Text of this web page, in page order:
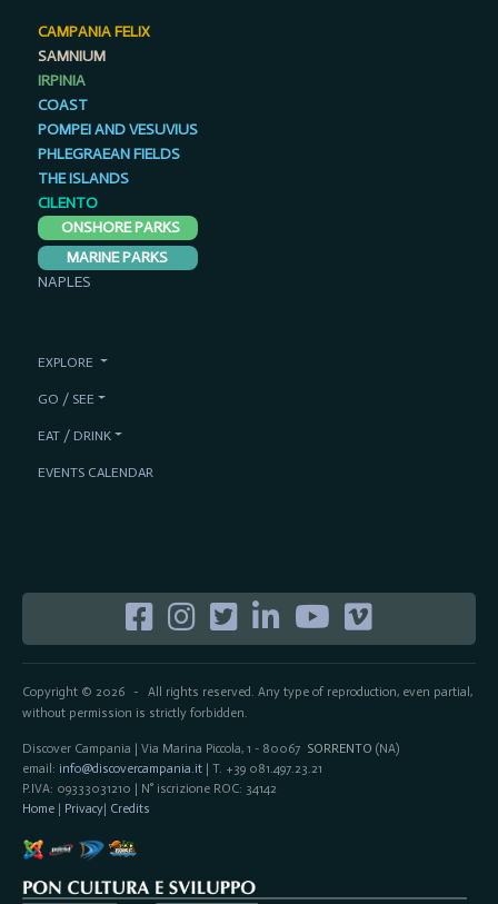
Copyright © 2026- All rights reserved. Any type of reproduction, even partial,
without permission is strictly forbidden.
Discover Campania | Via Marina Piccola, 1 - 80067 SORRENTO (NA)
email: info@discovercampania.it| T. +39 081.497.23.21
P.IVA: 09333031210 | N° iscrizione ROC: 34142
Home| Privacy| Credits
CAMPANIA FELIX
SAMNIUM
IRPINIA
COAST
POMPEI AND VESUVIUS
PHLEGRAEAN FIELDS
THE ISLANDS
CILENTO
ONSHORE PARKS
MARINE PARKS
NAPLES
EXPLORE
GO / SEE
EAT / DRINK
EVENTS CALENDAR